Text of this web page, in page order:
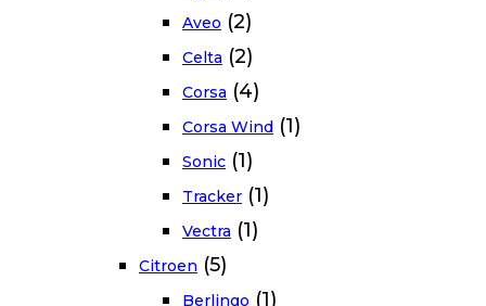
Aveo (2)
Celta (2)
Corsa (4)
Corsa Wind (1)
Sonic (1)
Tracker (1)
Vectra (1)
Citroen (5)
Berlingo (1)